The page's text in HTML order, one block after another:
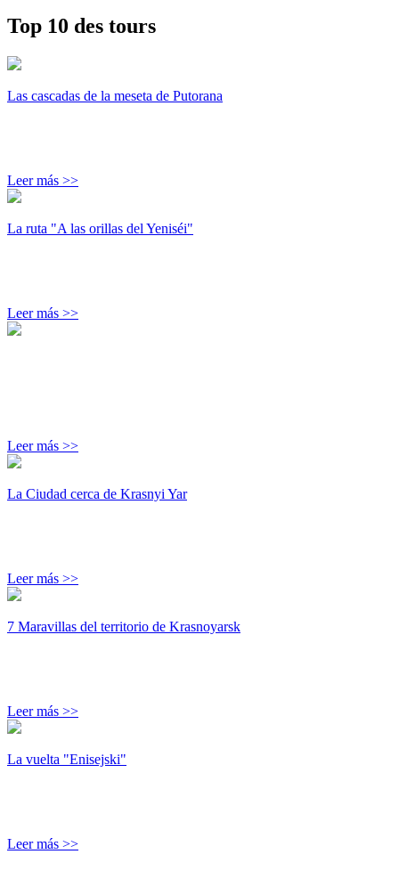
Top 10 des tours
Las cascadas de la meseta de Putorana
Leer más >>
La ruta "A las orillas del Yeniséi"
Leer más >>
Leer más >>
La Ciudad cerca de Krasnyi Yar
Leer más >>
7 Maravillas del territorio de Krasnoyarsk
Leer más >>
La vuelta "Enisejski"
Leer más >>